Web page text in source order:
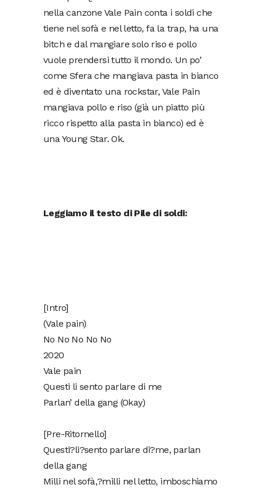
nella canzone Vale Pain conta i soldi che
tiene nel sofà e nel letto, fa la trap, ha una
bitch e dal mangiare solo riso e pollo
vuole prendersi tutto il mondo. Un po’
come Sfera che mangiava pasta in bianco
ed è diventato una rockstar, Vale Pain
mangiava pollo e riso (già un piatto più
ricco rispetto alla pasta in bianco) ed è
una Young Star. Ok.
Leggiamo il testo di Pile di soldi:
[Intro]
(Vale pain)
No No No No No
2020
Vale pain
Questi li sento parlare di me
Parlan’ della gang (Okay)
[Pre-Ritornello]
Questi?li?sento parlare di?me, parlan
della gang
Milli nel sofà,?milli nel letto, imboschiamo